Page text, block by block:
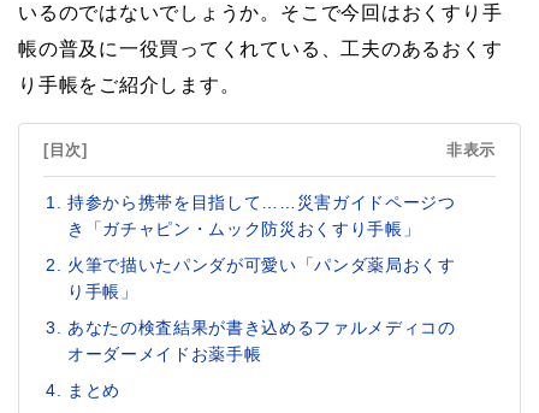
いるのではないでしょうか。そこで今回はおくすり手
帳の普及に一役買ってくれている、工夫のあるおくす
り手帳をご紹介します。
[目次] 非表示
持参から携帯を目指して……災害ガイドページつ
き「ガチャピン・ムック防災おくすり手帳」
火筆で描いたパンダが可愛い「パンダ薬局おくす
り手帳」
あなたの検査結果が書き込めるファルメディコの
オーダーメイドお薬手帳
まとめ